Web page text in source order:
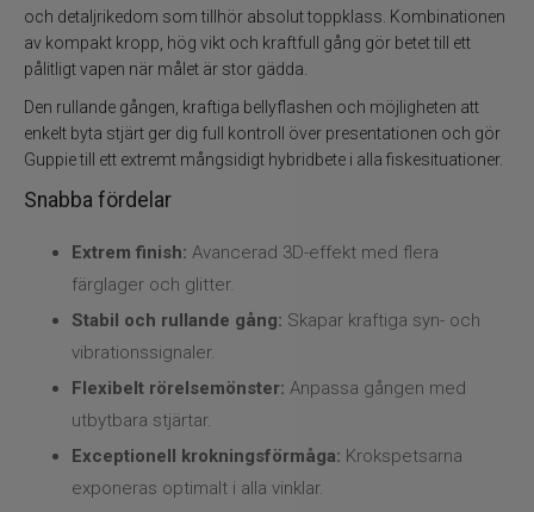
Flugfiske
Vinterfiske
Kläder
Specimenfiske
Varumärken
och detaljrikedom som tillhör absolut toppklass. Kombinationen
av kompakt kropp, hög vikt och kraftfull gång gör betet till ett
pålitligt vapen när målet är stor gädda.
Den rullande gången, kraftiga bellyflashen och möjligheten att
enkelt byta stjärt ger dig full kontroll över presentationen och gör
Guppie till ett extremt mångsidigt hybridbete i alla fiskesituationer.
Snabba fördelar
Extrem finish: Avancerad 3D-effekt med flera
färglager och glitter.
Stabil och rullande gång: Skapar kraftiga syn- och
vibrationssignaler.
Flexibelt rörelsemönster: Anpassa gången med
utbytbara stjärtar.
Exceptionell krokningsförmåga: Krokspetsarna
exponeras optimalt i alla vinklar.